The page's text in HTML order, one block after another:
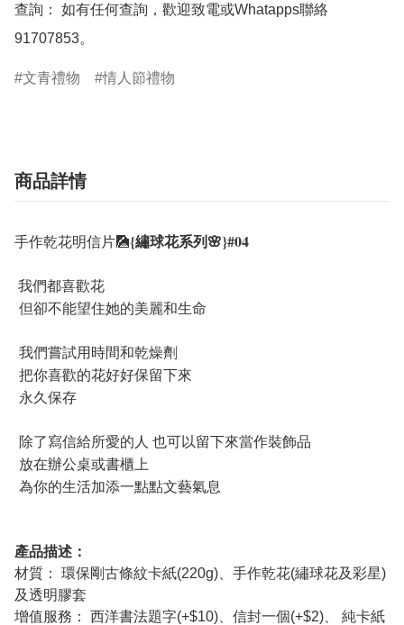
查詢： 如有任何查詢，歡迎致電或Whatapps聯絡
91707853。
文青禮物 情人節禮物
商品詳情
手作乾花明信片🎑{繡球花系列🌸}#04
我們都喜歡花
但卻不能望住她的美麗和生命
我們嘗試用時間和乾燥劑
把你喜歡的花好好保留下來
永久保存
除了寫信給所愛的人 也可以留下來當作裝飾品
放在辦公桌或書櫃上
為你的生活加添一點點文藝氣息
產品描述：
材質： 環保剛古條紋卡紙(220g)、手作乾花(繡球花及彩星)
及透明膠套
增值服務： 西洋書法題字(+$10)、信封一個(+$2)、 純卡紙